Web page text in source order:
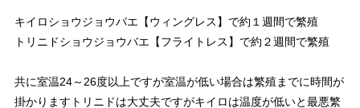
キイロショウジョウバエ【ウィングレス】で約１週間で繁殖
トリニドショウジョウバエ【フライトレス】で約２週間で繁殖
共に室温24～26度以上ですが室温が低い場合は繁殖までに時間が
掛かりますトリニドは大丈夫ですがキイロは温度が低いと最悪繁